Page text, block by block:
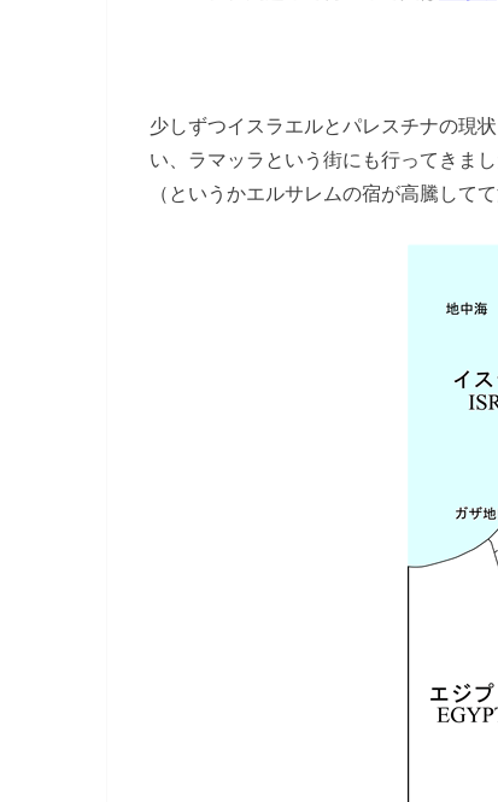
少しずつイスラエルとパレスチナの現
い、ラマッラという街にも行ってきまし
（というかエルサレムの宿が高騰して